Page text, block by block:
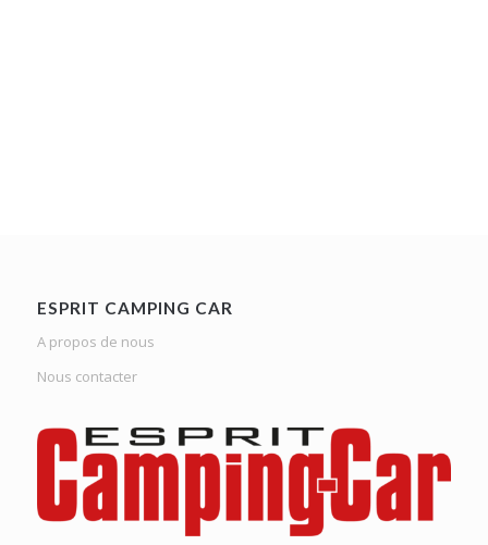
ESPRIT CAMPING CAR
A propos de nous
Nous contacter